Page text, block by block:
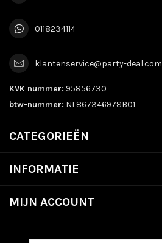
0118234114
klantenservice@party-deal.com
KVK nummer: 95856730
btw-nummer: NL867346978B01
CATEGORIEËN
INFORMATIE
MIJN ACCOUNT